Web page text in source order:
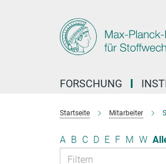
FORSCHUNG
Startseite Mitarbeiter
A B C D E F M W